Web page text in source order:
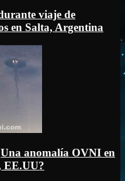
viaje de
en Salta, Argentina
anomalía OVNI en
EE.UU?